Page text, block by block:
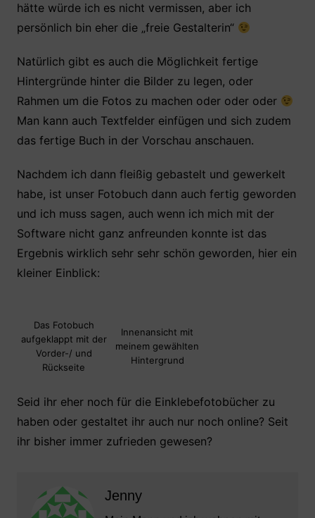
hätte würde ich es nicht vermissen, aber ich
persönlich bin eher die „freie Gestalterin“
Natürlich gibt es auch die Möglichkeit fertige
Hintergründe hinter die Bilder zu legen, oder
Rahmen um die Fotos zu machen oder oder oder
Man kann auch Textfelder einfügen und sich zudem
das fertige Buch in der Vorschau anschauen.
Nachdem ich dann fleißig gebastelt und gewerkelt
habe, ist unser Fotobuch dann auch fertig geworden
und ich muss sagen, auch wenn ich mich mit der
Software nicht ganz anfreunden konnte ist das
Ergebnis wirklich sehr sehr schön geworden, hier ein
kleiner Einblick:
Das Fotobuch
aufgeklappt mit der
Vorder-/ und
Rückseite
Innenansicht mit
meinem gewählten
Hintergrund
Seid ihr eher noch für die Einklebefotobücher zu
haben oder gestaltet ihr auch nur noch online? Seit
ihr bisher immer zufrieden gewesen?
Jenny